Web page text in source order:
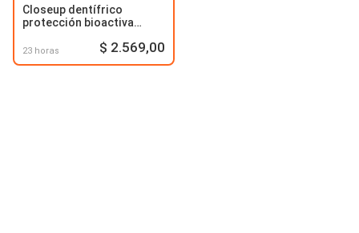
Closeup dentífrico
protección bioactiva
23 horas $ 2.569,00